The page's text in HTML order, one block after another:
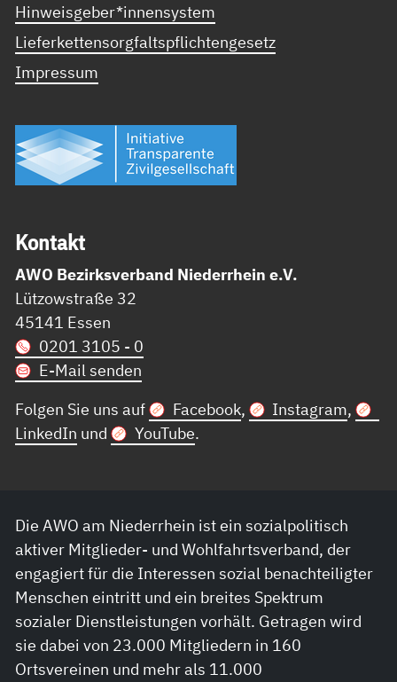
Hinweisgeber*innensystem
Lieferkettensorgfaltspflichtengesetz
Impressum
Kon­takt
AWO Bezirksverband Niederrhein e.V.
Lützowstraße 32
45141 Essen
0201 3105 - 0
E-Mail senden
Folgen Sie uns auf
Facebook, Instagram,
LinkedIn und YouTube.
Die AWO am Niederrhein ist ein sozialpolitisch
aktiver Mitglieder- und Wohlfahrtsverband, der
engagiert für die Interessen sozial benachteiligter
Menschen eintritt und ein breites Spektrum
sozialer Dienstleistungen vorhält. Getragen wird
sie dabei von 23.000 Mitgliedern in 160
Ortsvereinen und mehr als 11.000